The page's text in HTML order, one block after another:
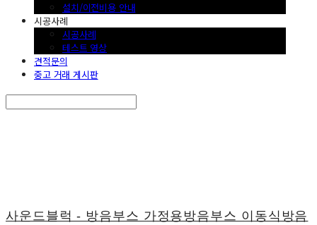
설치/이전비용 안내
시공사례
시공사례
테스트 영상
견적문의
중고 거래 게시판
사운드블럭 - 방음부스 가정용방음부스 이동식방음